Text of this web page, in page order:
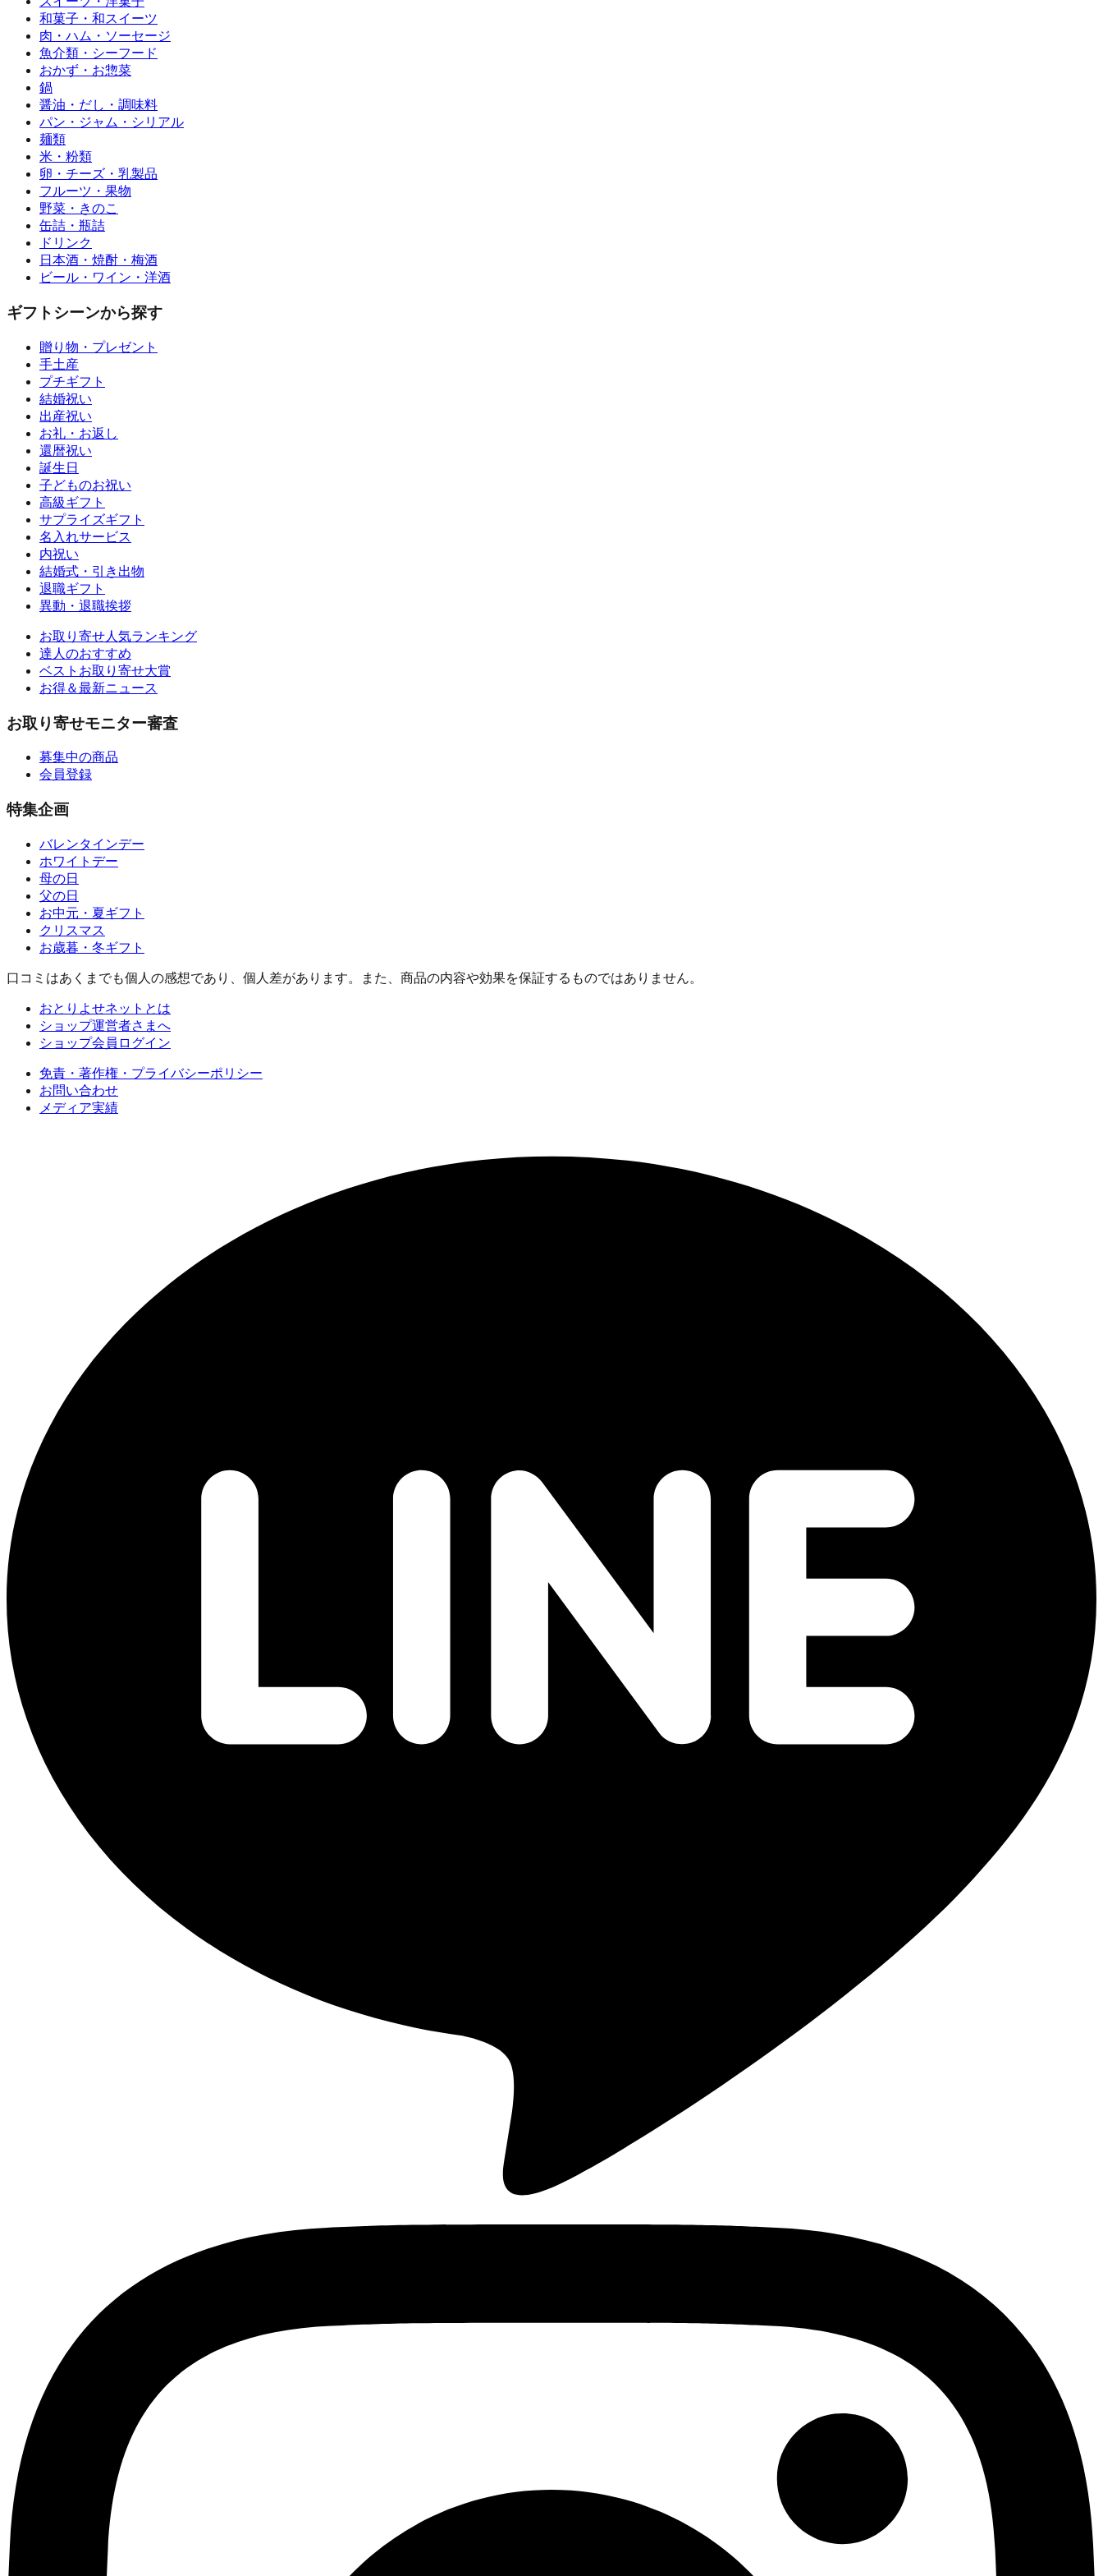
和菓子・和スイーツ
肉・ハム・ソーセージ
魚介類・シーフード
おかず・お惣菜
鍋
醤油・だし・調味料
パン・ジャム・シリアル
麺類
米・粉類
卵・チーズ・乳製品
フルーツ・果物
野菜・きのこ
缶詰・瓶詰
ドリンク
日本酒・焼酎・梅酒
ビール・ワイン・洋酒
ギフトシーンから探す
贈り物・プレゼント
手土産
プチギフト
結婚祝い
出産祝い
お礼・お返し
還暦祝い
誕生日
子どものお祝い
高級ギフト
サプライズギフト
名入れサービス
内祝い
結婚式・引き出物
退職ギフト
異動・退職挨拶
お取り寄せ人気ランキング
達人のおすすめ
ベストお取り寄せ大賞
お得＆最新ニュース
お取り寄せモニター審査
募集中の商品
会員登録
特集企画
バレンタインデー
ホワイトデー
母の日
父の日
お中元・夏ギフト
クリスマス
お歳暮・冬ギフト
口コミはあくまでも個人の感想であり、個人差があります。また、商品の内容や効果を保証するものではありません。
おとりよせネットとは
ショップ運営者さまへ
ショップ会員ログイン
免責・著作権・プライバシーポリシー
お問い合わせ
メディア実績